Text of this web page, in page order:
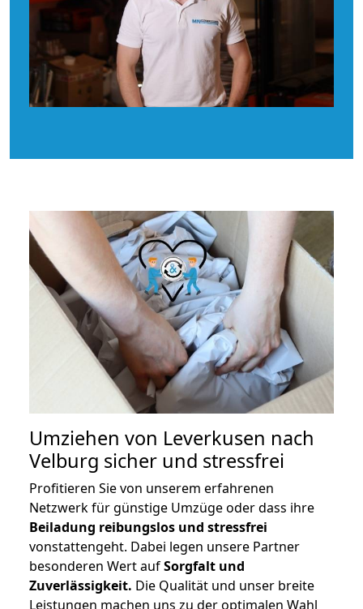
Umziehen von Leverkusen nach
Velburg sicher und stressfrei
Profitieren Sie von unserem erfahrenen
Netzwerk für günstige Umzüge oder dass ihre
Beiladung reibungslos und stressfrei
vonstattengeht. Dabei legen unsere Partner
besonderen Wert aufSorgfalt und
Zuverlässigkeit. Die Qualität und unser breite
Leistungen machen uns zu der optimalen Wahl